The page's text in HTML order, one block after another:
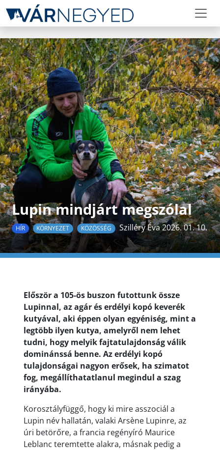
Lupin mindjárt megszólal
HÍR KÖRNYEZET KÖZÖSSÉG Szilléry Éva 2026. 01. 10.
Először a 105-ös buszon futottunk össze
Lupinnal, az agár és erdélyi kopó keverék
kutyával, aki éppen olyan egyéniség, mint a
legtöbb ilyen kutya, amelyről nem lehet
tudni, hogy melyik fajtatulajdonság válik
dominánssá benne. Az erdélyi kopó
tulajdonságai nagyon erősek, ha szimatot
fog, megállíthatatlanul megindul a szag
irányába.
Korosztályfüggő, hogy ki mire asszociál a
Lupin név hallatán, valaki Arsène Lupinre, az
úri betörőre, a francia regényíró Maurice
Leblanc teremtette alakra, másnak pedig a